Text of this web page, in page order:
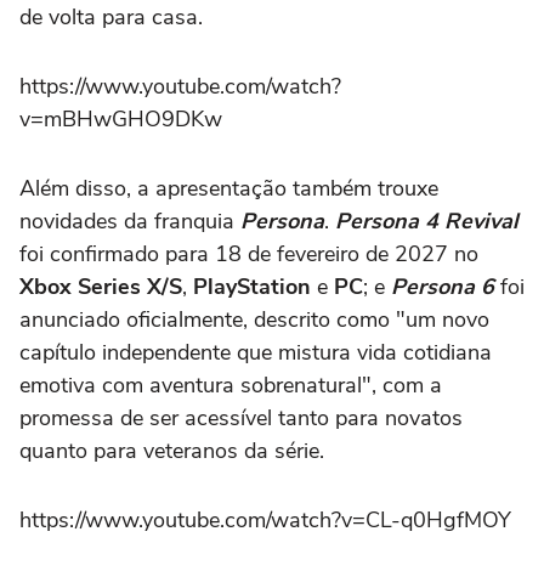
de volta para casa.
https://www.youtube.com/watch?
v=mBHwGHO9DKw
Além disso, a apresentação também trouxe
novidades da franquia Persona. Persona 4 Revival
foi confirmado para 18 de fevereiro de 2027 no
Xbox Series X/S, PlayStation e PC; e Persona 6foi
anunciado oficialmente, descrito como "um novo
capítulo independente que mistura vida cotidiana
emotiva com aventura sobrenatural", com a
promessa de ser acessível tanto para novatos
quanto para veteranos da série.
https://www.youtube.com/watch?v=CL-q0HgfMOY